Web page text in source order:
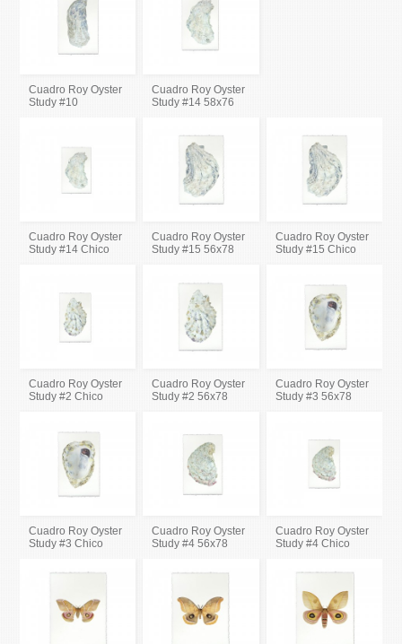
Cuadro Roy Oyster
Study #10
Cuadro Roy Oyster
Study #14 58x76
Cuadro Roy Oyster
Study #14 Chico
Cuadro Roy Oyster
Study #15 56x78
Cuadro Roy Oyster
Study #15 Chico
Cuadro Roy Oyster
Study #2 Chico
Cuadro Roy Oyster
Study #2 56x78
Cuadro Roy Oyster
Study #3 56x78
Cuadro Roy Oyster
Study #3 Chico
Cuadro Roy Oyster
Study #4 56x78
Cuadro Roy Oyster
Study #4 Chico